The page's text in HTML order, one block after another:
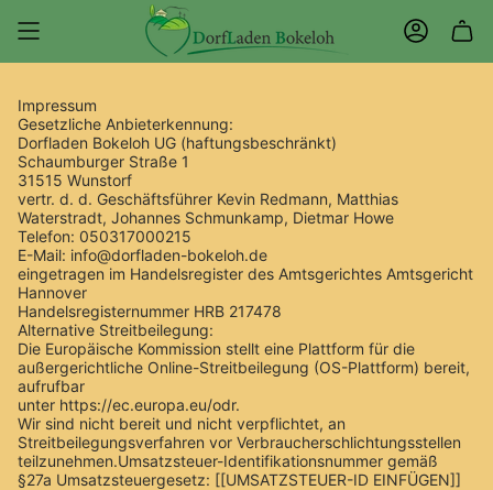
Inhalt
KONTO
Impressum
Gesetzliche Anbieterkennung:
Dorfladen Bokeloh UG (haftungsbeschränkt)
Schaumburger Straße 1
31515 Wunstorf
vertr. d. d. Geschäftsführer Kevin Redmann, Matthias
Waterstradt, Johannes Schmunkamp, Dietmar Howe
Telefon: 050317000215
E-Mail: info@dorfladen-bokeloh.de
eingetragen im Handelsregister des Amtsgerichtes Amtsgericht
Hannover
Handelsregisternummer HRB 217478
Alternative Streitbeilegung:
Die Europäische Kommission stellt eine Plattform für die
außergerichtliche Online-Streitbeilegung (OS-Plattform) bereit,
aufrufbar
unter https://ec.europa.eu/odr.
Wir sind nicht bereit und nicht verpflichtet, an
Streitbeilegungsverfahren vor Verbraucherschlichtungsstellen
teilzunehmen.Umsatzsteuer-Identifikationsnummer gemäß
§27a Umsatzsteuergesetz: [[UMSATZSTEUER-ID EINFÜGEN]]